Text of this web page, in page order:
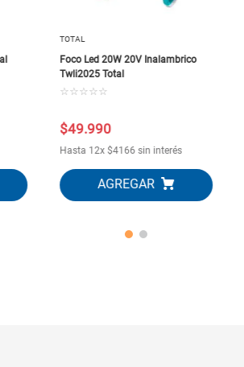
TOTAL
Foco Led 20W 20V Inalambrico
Twli2025 Total
☆☆☆☆☆
$49.990
Hasta 12x $4166 sin interés